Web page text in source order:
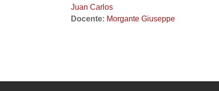
Juan Carlos
Docente: Morgante Giuseppe